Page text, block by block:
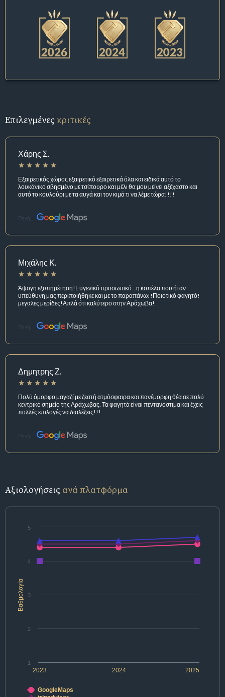
Επιλεγμένεςκριτικές
Χάρης Σ.
Εξαιρετικός χώρος εξαιρετικό εξαιρετικά όλα και ειδικά αυτό το
λουκάνικο σβησμένο με τσίπουρο και μέλι θα μου μείνει αξέχαστο και
αυτό το κουλούρι με τα αυγά και τον κιμά τι να λέμε τώρα!!!!
Πηγή:
Μιχάλης Κ.
Άψογη εξυπηρέτηση!Ευγενικό προσωπικό…η κοπέλα που ήταν
υπεύθυνη μας περιποιήθηκε και με το παραπάνω!!Ποιοτικό φαγητό!
μεγαλες μερίδες!Απλά ότι καλύτερο στην Αράχωβα!
Πηγή:
Δημητρης Ζ.
Πολύ όμορφο μαγαζί με ζεστή ατμόσφαιρα και πανέμορφη θέα σε πολύ
κεντρικό σημείο της Αράχωβας. Τα φαγητά είναι πεντανόστιμα και έχεις
πολλές επιλογές να διαλέξεις!!!
Πηγή:
Αξιολογήσεις ανά πλατφόρμα
Βαθμολογία
2023 2024 2025
1
2
3
4
5
GoogleMaps